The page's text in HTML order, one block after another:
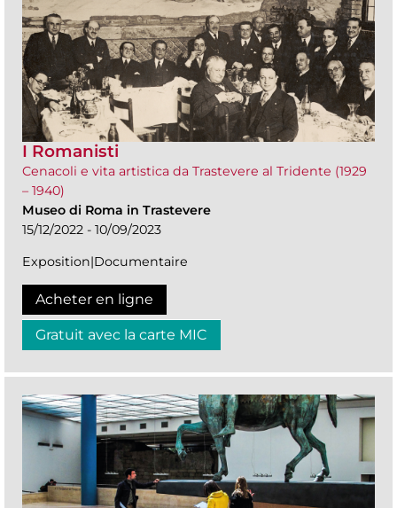
I Romanisti
Cenacoli e vita artistica da Trastevere al Tridente (1929
– 1940)
Museo di Roma in Trastevere
15/12/2022 - 10/09/2023
Exposition|Documentaire
Acheter en ligne
Gratuit avec la carte MIC